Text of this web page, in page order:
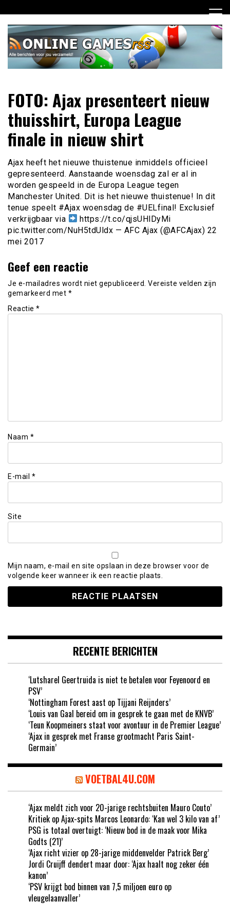
naar
inhoud
Online Games RSS
verzameld
FOTO: Ajax presenteert nieuw
thuisshirt, Europa League
finale in nieuw shirt
Ajax heeft het nieuwe thuistenue inmiddels officieel
gepresenteerd. Aanstaande woensdag zal er al in
worden gespeeld in de Europa League tegen
Manchester United. Dit is het nieuwe thuistenue! In dit
tenue speelt #Ajax woensdag de #UELfinal! Exclusief
verkrijgbaar via
https://t.co/qjsUHlDyMi
pic.twitter.com/NuH5tdUldx — AFC Ajax (@AFCAjax) 22
mei 2017
Geef een reactie
Je e-mailadres wordt niet gepubliceerd. Vereiste velden zijn
gemarkeerd met *
Reactie *
Naam *
E-mail *
Site
Mijn naam, e-mail en site opslaan in deze browser voor de
volgende keer wanneer ik een reactie plaats.
RECENTE BERICHTEN
‘Lutsharel Geertruida is niet te betalen voor Feyenoord en
PSV’
‘Nottingham Forest aast op Tijjani Reijnders’
‘Louis van Gaal bereid om in gesprek te gaan met de KNVB’
‘Teun Koopmeiners staat voor avontuur in de Premier League’
‘Ajax in gesprek met Franse grootmacht Paris Saint-
Germain’
VOETBAL4U.COM
‘Ajax meldt zich voor 20-jarige rechtsbuiten Mauro Couto’
Kritiek op Ajax-spits Marcos Leonardo: ‘Kan wel 3 kilo van af’
PSG is totaal overtuigt: ‘Nieuw bod in de maak voor Mika
Godts (21)’
‘Ajax richt vizier op 28-jarige middenvelder Patrick Berg’
Jordi Cruijff dendert maar door: ‘Ajax haalt nog zeker één
kanon’
‘PSV krijgt bod binnen van 7,5 miljoen euro op
vleugelaanvaller’